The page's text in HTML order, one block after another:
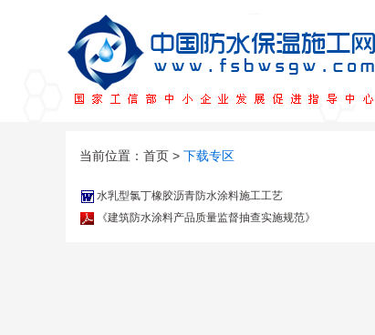
当前位置： 首页 > 下载专区
水乳型氯丁橡胶沥青防水涂料施工工艺
《建筑防水涂料产品质量监督抽查实施规范》